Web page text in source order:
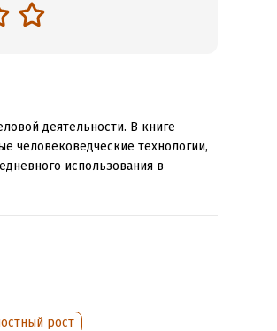
деятельности. В книге
человековедческие технологии,
использования в
рост